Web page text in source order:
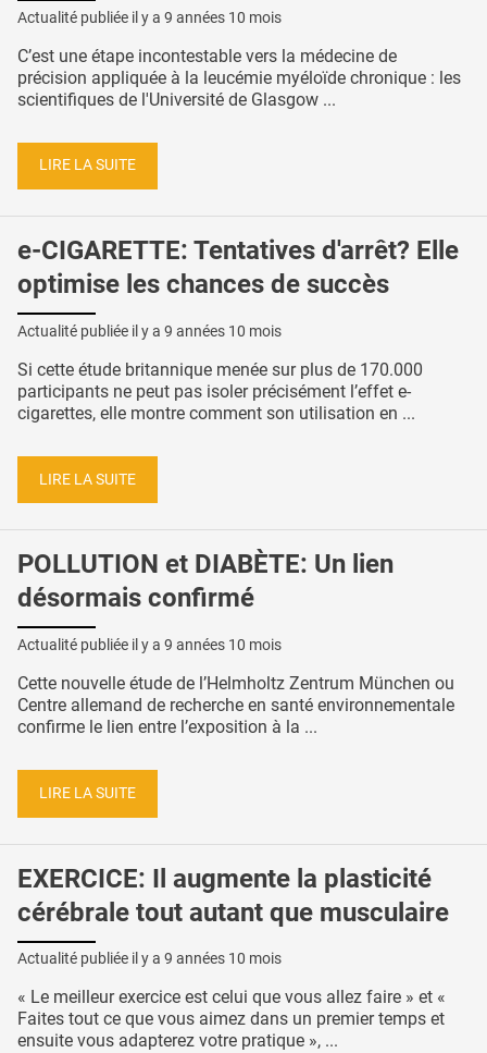
Actualité publiée il y a 9 années 10 mois
C’est une étape incontestable vers la médecine de
précision appliquée à la leucémie myéloïde chronique : les
scientifiques de l'Université de Glasgow ...
LIRE LA SUITE
e-CIGARETTE: Tentatives d'arrêt? Elle
optimise les chances de succès
Actualité publiée il y a 9 années 10 mois
Si cette étude britannique menée sur plus de 170.000
participants ne peut pas isoler précisément l’effet e-
cigarettes, elle montre comment son utilisation en ...
LIRE LA SUITE
POLLUTION et DIABÈTE: Un lien
désormais confirmé
Actualité publiée il y a 9 années 10 mois
Cette nouvelle étude de l’Helmholtz Zentrum München ou
Centre allemand de recherche en santé environnementale
confirme le lien entre l’exposition à la ...
LIRE LA SUITE
EXERCICE: Il augmente la plasticité
cérébrale tout autant que musculaire
Actualité publiée il y a 9 années 10 mois
« Le meilleur exercice est celui que vous allez faire » et «
Faites tout ce que vous aimez dans un premier temps et
ensuite vous adapterez votre pratique », ...